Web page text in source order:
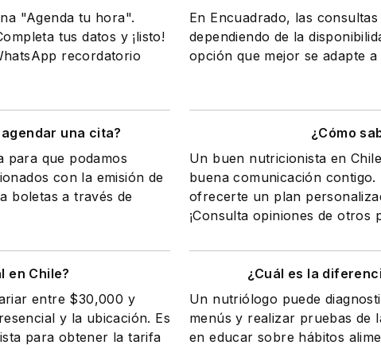
"Agenda tu hora".
tus datos y ¡listo!
recordatorio
En Encuadrado, las
dependiendo de la
opción que mejor se adapte a
una cita?
para que podamos
con la emisión de
boletas a través de
¿Cómo
Un buen nutricionista en
buena comunicación
ofrecerte un plan
¡Consulta opiniones de otros
en Chile?
entre $30,000 y
y la ubicación. Es
para obtener la tarifa
¿Cuál es la
Un nutriólogo puede
menús y realizar pruebas de
en educar sobre hábitos